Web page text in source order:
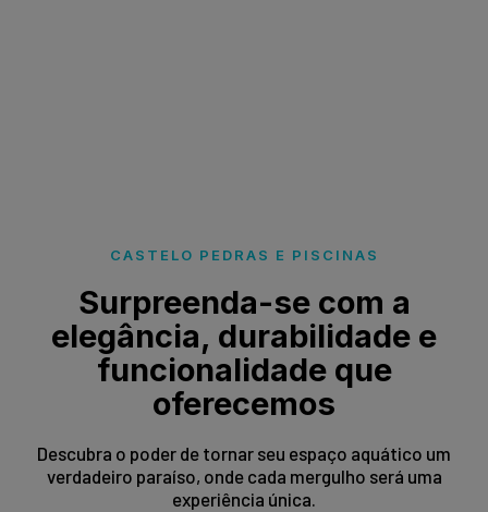
CASTELO PEDRAS E PISCINAS
Surpreenda-se com a
elegância, durabilidade e
funcionalidade que
oferecemos
Descubra o poder de tornar seu espaço aquático um
verdadeiro paraíso, onde cada mergulho será uma
experiência única.